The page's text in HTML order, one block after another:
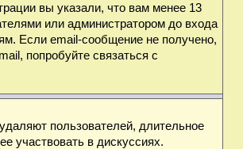
вы указали, что вам менее 13
или администратором до входа
Если email-сообщение не получено,
попробуйте связаться с
пользователей, длительное
участвовать в дискуссиях.